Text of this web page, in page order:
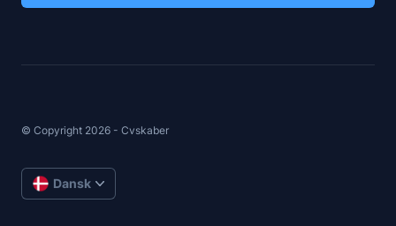
© Copyright 2026 - Cvskaber
Dansk